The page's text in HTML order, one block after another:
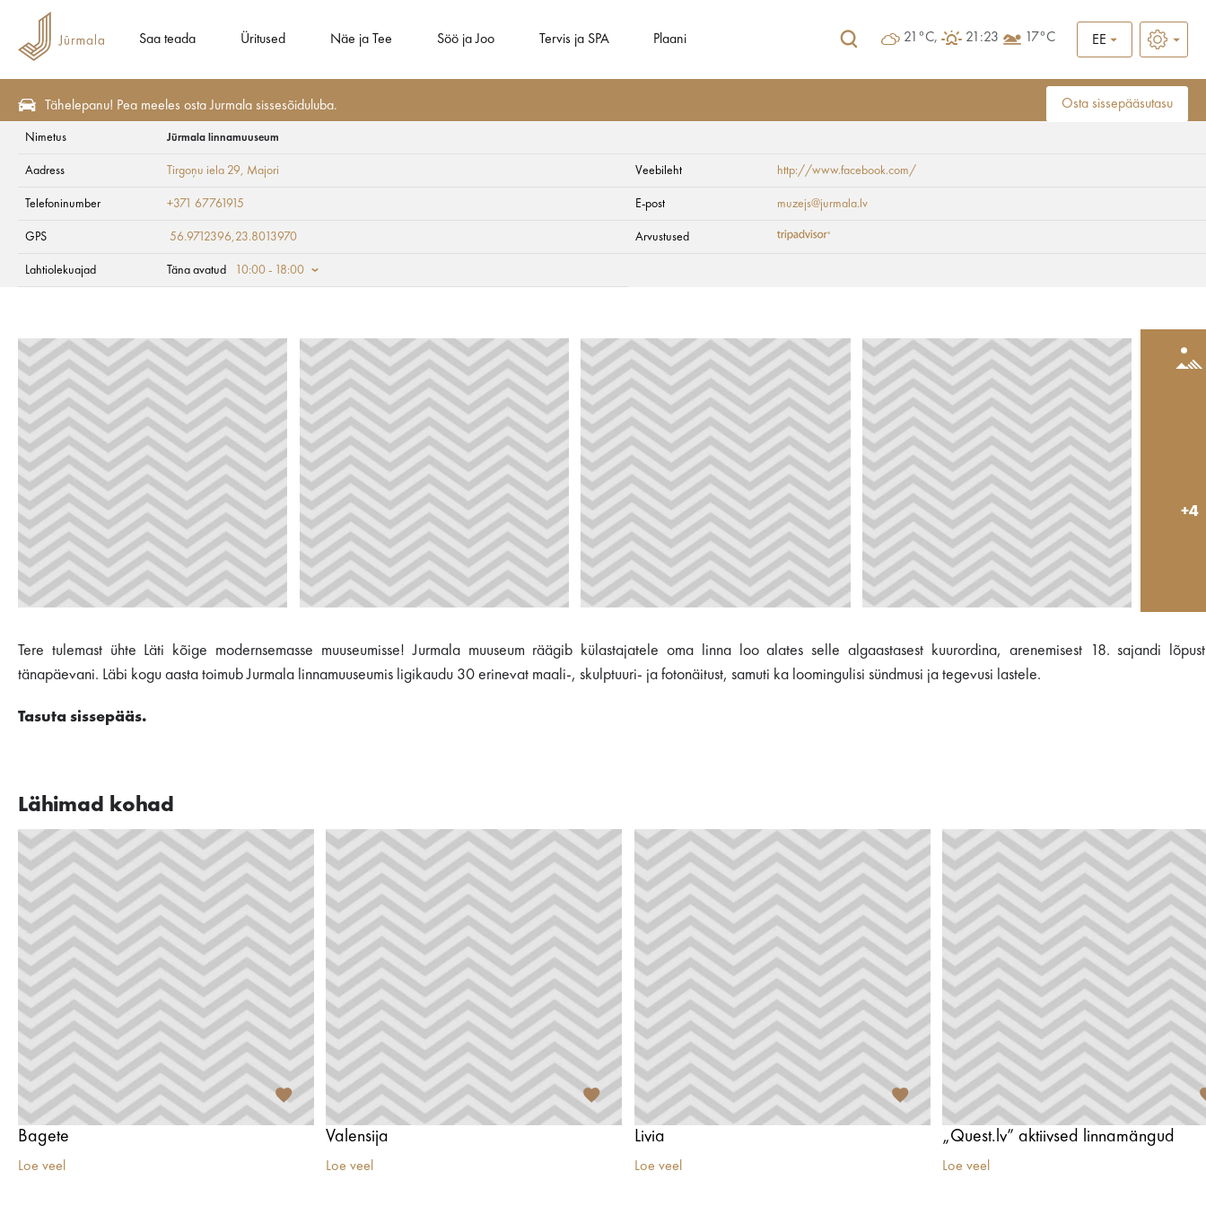
Saa teada Üritused Näe ja Tee Söö ja Joo Tervis ja SPA Plaani 21°C, 21:23 17°C EE
Tähelepanu! Pea meeles osta Jurmala sissesõiduluba. Osta sissepääsutasu
Jūrmala linnamuuseum
Nimetus Jūrmala linnamuuseum
Aadress Tirgoņu iela 29, Majori Veebileht http://www.facebook.com/
Telefoninumber +371 67761915 E-post muzejs@jurmala.lv
GPS 56.9712396,23.8013970 Arvustused
Lahtiolekuajad Täna avatud 10:00 - 18:00
+4
Tere tulemast ühte Läti kõige modernsemasse muuseumisse! Jurmala muuseum räägib külastajatele oma linna loo alates selle algaastasest kuurordina, arenemisest 18. sajandi
tänapäevani. Läbi kogu aasta toimub Jurmala linnamuuseumis ligikaudu 30 erinevat maali-, skulptuuri- ja fotonäitust, samuti ka loomingulisi sündmusi ja tegevusi lastele.
Tasuta sissepääs.
Lähimad kohad
Bagete
Loe veel
Valensija
Loe veel
Livia
Loe veel
„Quest.lv” aktiivsed linnamängud
Loe veel